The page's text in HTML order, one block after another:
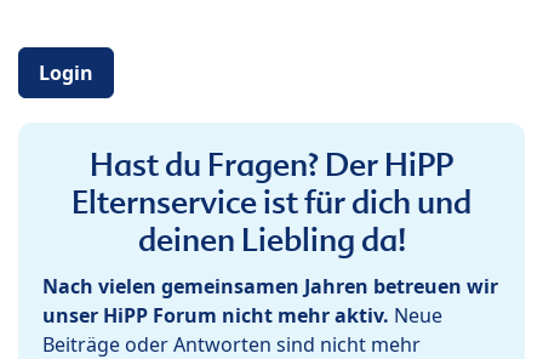
Login
Hast du Fragen? Der HiPP
Elternservice ist für dich und
deinen Liebling da!
Nach vielen gemeinsamen Jahren betreuen wir
unser HiPP Forum nicht mehr aktiv. Neue
Beiträge oder Antworten sind nicht mehr